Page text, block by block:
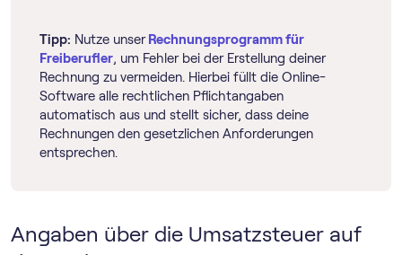
Tipp: Nutze unserRechnungs­programm für
Freiberufler, um Fehler bei der Erstellung deiner
Rechnung zu vermeiden. Hierbei füllt die Online-
Software alle rechtlichen Pflichtangaben
automatisch aus und stellt sicher, dass deine
Rechnungen den gesetzlichen Anforderungen
entsprechen.
Angaben über die Umsatzsteuer auf